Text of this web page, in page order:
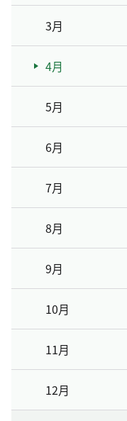
3月
4月
5月
6月
7月
8月
9月
10月
11月
12月